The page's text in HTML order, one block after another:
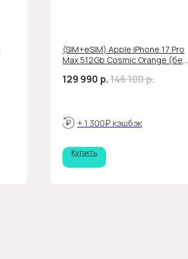
(SIM+eSIM) Apple iPhone 17 Pro
Max 512Gb Cosmic Orange (без
129 990 р.146 100р.
+ 1 300₽ кэшбэк
Купить